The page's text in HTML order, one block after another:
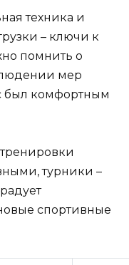
техника и
– ключи к
помнить о
мер
был комфортным
турники –
спортивные